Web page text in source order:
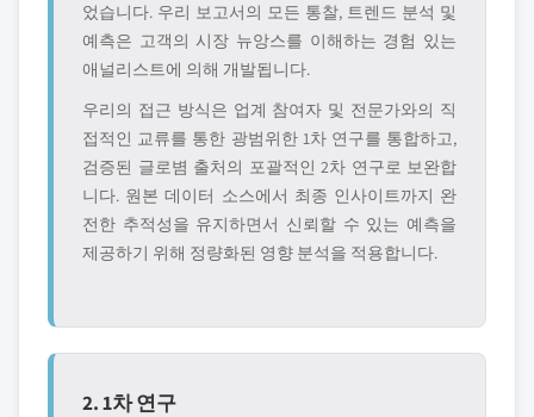
었습니다. 우리 보고서의 모든 통찰, 트렌드 분석 및
예측은 고객의 시장 뉴앙스를 이해하는 경험 있는
애널리스트에 의해 개발됩니다.
우리의 접근 방식은 업계 참여자 및 전문가와의 직
접적인 교류를 통한 광범위한 1차 연구를 통합하고,
검증된 글로볌 출처의 포괄적인 2차 연구로 보완합
니다. 원본 데이터 소스에서 최종 인사이트까지 완
전한 추적성을 유지하면서 신뢰할 수 있는 예측을
제공하기 위해 정량화된 영향 분석을 적용합니다.
2. 1차 연구